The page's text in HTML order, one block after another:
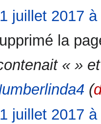
juillet 2017 à
la
« »
(
juillet 2017 à